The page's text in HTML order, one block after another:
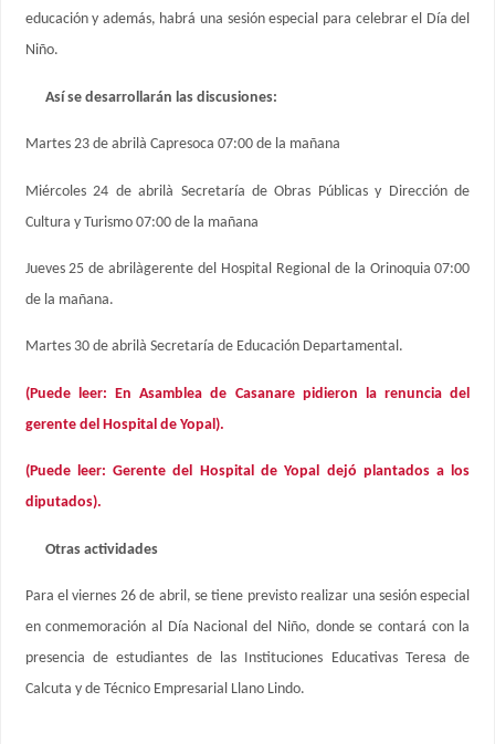
educación y además, habrá una sesión especial para celebrar el Día del
Niño.
Así se desarrollarán las discusiones:
Martes 23 de abrilà Capresoca 07:00 de la mañana
Miércoles 24 de abrilà Secretaría de Obras Públicas y Dirección de
Cultura y Turismo 07:00 de la mañana
Jueves 25 de abrilàgerente del Hospital Regional de la Orinoquia 07:00
de la mañana.
Martes 30 de abrilà Secretaría de Educación Departamental.
(Puede leer: En Asamblea de Casanare pidieron la renuncia del
gerente del Hospital de Yopal).
(Puede leer: Gerente del Hospital de Yopal dejó plantados a los
diputados).
Otras actividades
Para el viernes 26 de abril, se tiene previsto realizar una sesión especial
en conmemoración al Día Nacional del Niño, donde se contará con la
presencia de estudiantes de las Instituciones Educativas Teresa de
Calcuta y de Técnico Empresarial Llano Lindo.